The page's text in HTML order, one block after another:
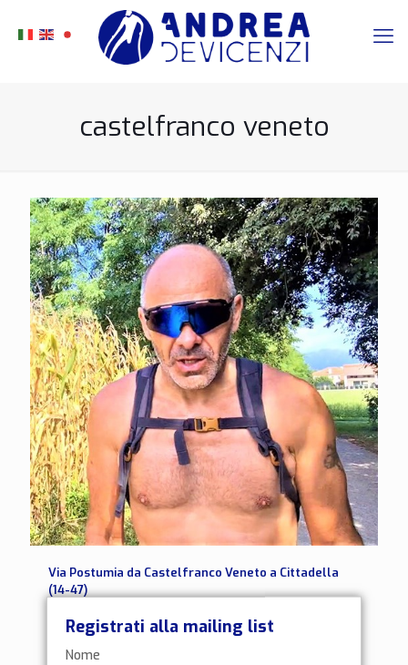
castelfranco veneto
Via Postumia da Castelfranco Veneto a Cittadella
(14-47)
Dopo tante tappe in cui ho avuto al mio fianco più
persone, per il secondo giorno consecutivo, parto da
solo e arrivo da solo, ma ovviamente,
Registrati alla mailing list
Nome